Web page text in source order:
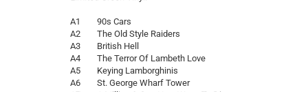
A1 90s Cars
A2 The Old Style Raiders
A3 British Hell
A4 The Terror Of Lambeth Love
A5 Keying Lamborghinis
A6 St. George Wharf Tower